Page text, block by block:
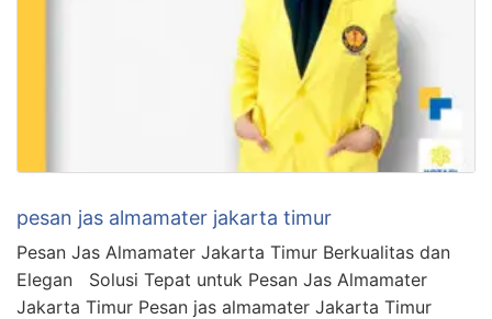
pesan jas almamater jakarta timur
Pesan Jas Almamater Jakarta Timur Berkualitas dan
Elegan Solusi Tepat untuk Pesan Jas Almamater
Jakarta Timur Pesan jas almamater Jakarta Timur